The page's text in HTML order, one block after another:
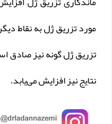
مورد تزریق ژل به نقاط
تزریق ژل گونه نیز صادق
نتایج نیز افزایش می‌یابد.